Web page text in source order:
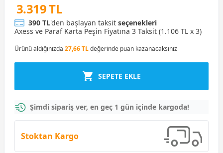
3.319 TL
390 TL'den başlayan taksit seçenekleri
Axess ve Paraf Karta Peşin Fiyatına 3 Taksit (1.106 TL x 3)
Ürünü aldığınızda 27,66 TLdeğerinde puan kazanacaksınız
SEPETE EKLE
Şimdi sipariş ver, en geç 1 gün içinde kargoda!
Stoktan Kargo